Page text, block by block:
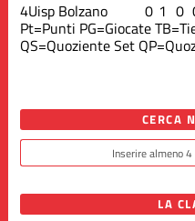
4Uisp Bolzano 0 1 0
Pt=Punti PG=Giocate
QS=Quoziente Set
CERCA
LA